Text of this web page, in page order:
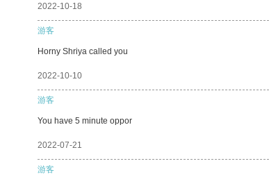
2022-10-18
游客
Horny Shriya called you
2022-10-10
游客
You have 5 minute oppor
2022-07-21
游客